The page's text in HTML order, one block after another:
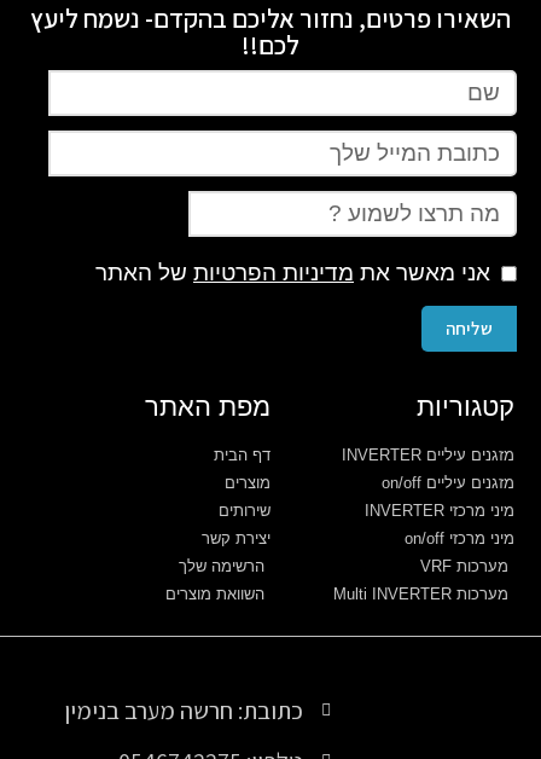
השאירו פרטים, נחזור אליכם בהקדם- נשמח ליעץ
לכם!!
אני מאשר את מדיניות הפרטיות של האתר
שליחה
קטגוריות
מזגנים עיליים INVERTER
מזגנים עיליים on/off
מיני מרכזי INVERTER
מיני מרכזי on/off
מערכות VRF
מערכות Multi INVERTER
מפת האתר
דף הבית
מוצרים
שירותים
יצירת קשר
הרשימה שלך
השוואת מוצרים
כתובת: חרשה מערב בנימין